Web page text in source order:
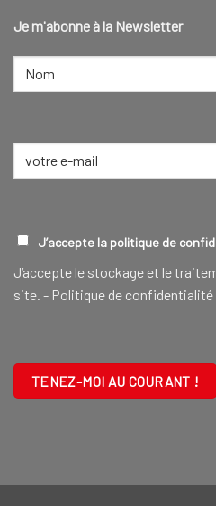
Je m'abonne à la Newsletter
NOM
RGPD(NÉCESSAIRE)
J’accepte la politique de
J‘accepte le stockage et le
site. - Politique de confidentialité